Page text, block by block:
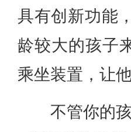
具有创新功能
龄较大的孩子
乘坐装置，让
不管你的